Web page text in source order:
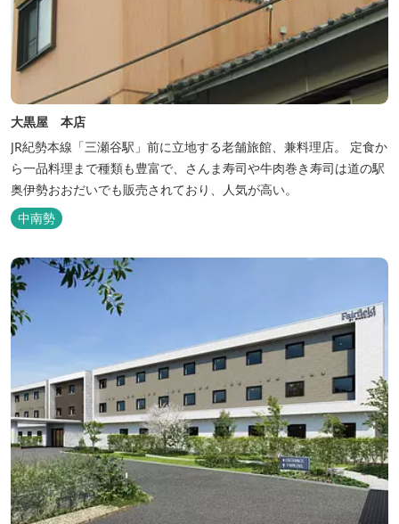
大黒屋 本店
JR紀勢本線「三瀬谷駅」前に立地する老舗旅館、兼料理店。 定食か
ら一品料理まで種類も豊富で、さんま寿司や牛肉巻き寿司は道の駅
奥伊勢おおだいでも販売されており、人気が高い。
中南勢